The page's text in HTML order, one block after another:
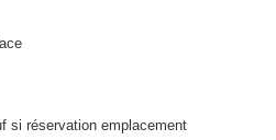
si réservation emplacement